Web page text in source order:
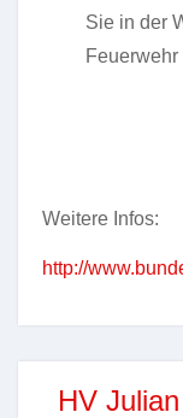
Sie in der
Feuerwehr
Weitere Infos:
http://
HV